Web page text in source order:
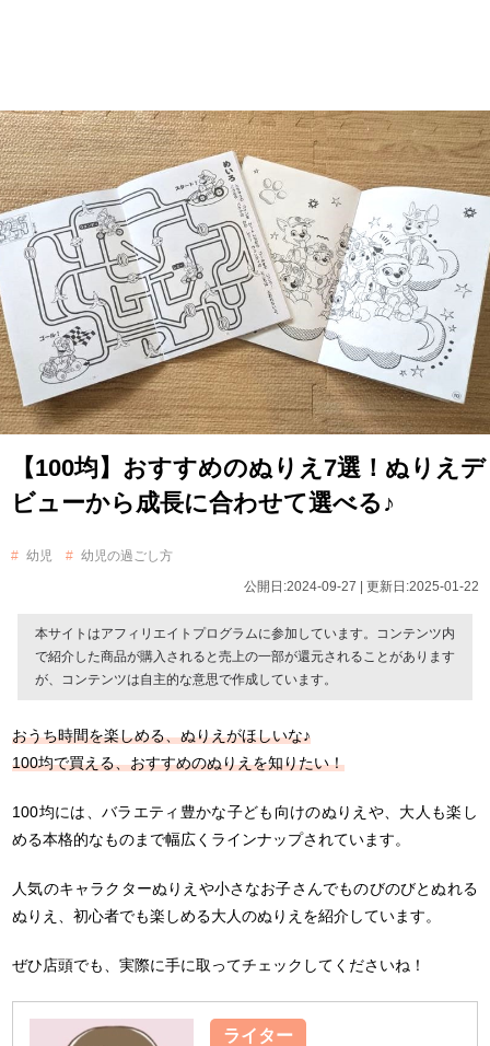
【100均】おすすめのぬりえ7選！ぬりえデ
ビューから成長に合わせて選べる♪
幼児
幼児の過ごし方
公開日:2024-09-27 | 更新日:2025-01-22
本サイトはアフィリエイトプログラムに参加しています。コンテンツ内
で紹介した商品が購入されると売上の一部が還元されることがあります
が、コンテンツは自主的な意思で作成しています。
おうち時間を楽しめる、ぬりえがほしいな♪
100均で買える、おすすめのぬりえを知りたい！
100均には、バラエティ豊かな子ども向けのぬりえや、大人も楽し
める本格的なものまで幅広くラインナップされています。
人気のキャラクターぬりえや小さなお子さんでものびのびとぬれる
ぬりえ、初心者でも楽しめる大人のぬりえを紹介しています。
ぜひ店頭でも、実際に手に取ってチェックしてくださいね！
ライター